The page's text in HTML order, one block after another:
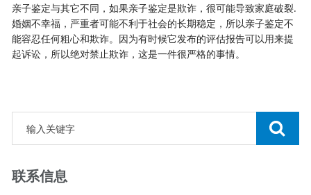
亲子鉴定与其它不同，如果亲子鉴定是欺诈，很可能导致家庭破裂.
婚姻不幸福，严重者可能不利于社会的长期稳定，所以亲子鉴定不
能容忍任何粗心和欺诈。因为有时候它发布的评估报告可以用来提
起诉讼，所以绝对禁止欺诈，这是一件很严格的事情。
联系信息